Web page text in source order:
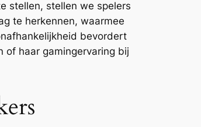
stellen, stellen we spelers
te herkennen, waarmee
bevordert
of haar gamingervaring bij